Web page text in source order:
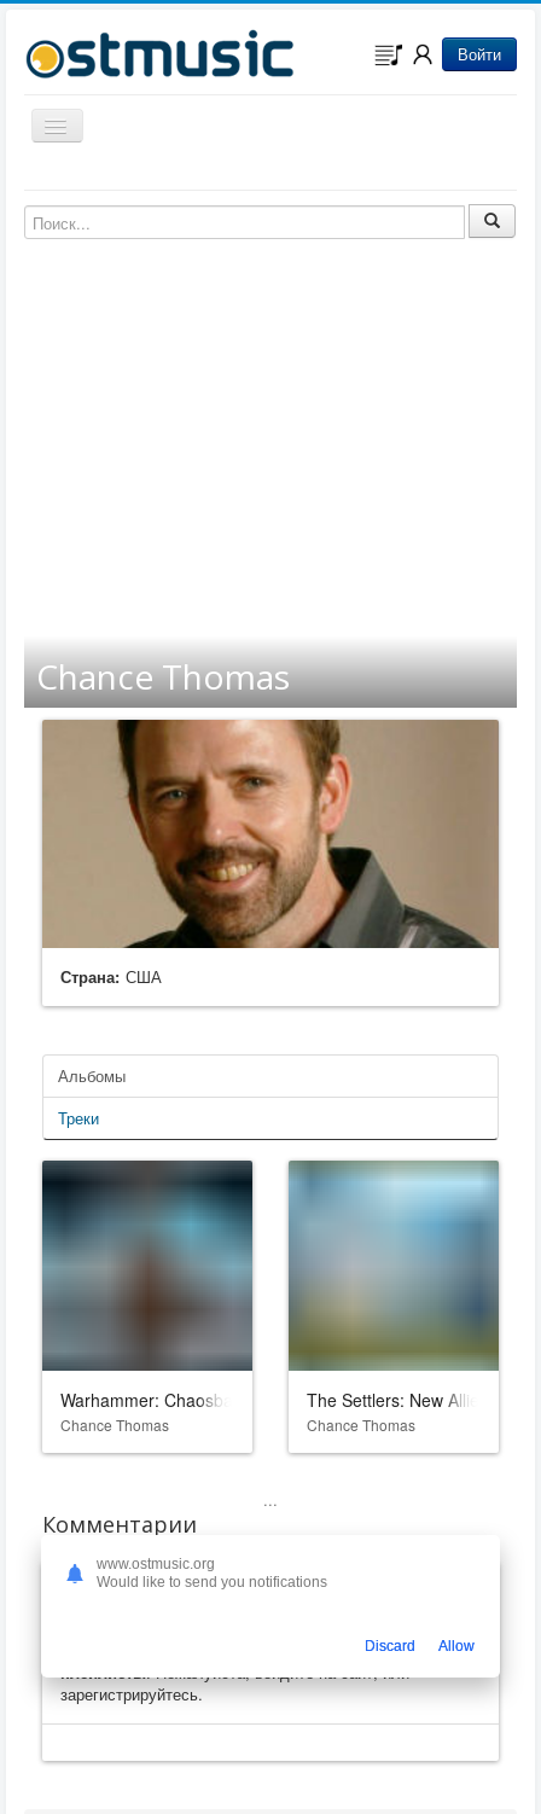
Войти
Включить/выключить навигацию
Музыка из мультфильмов
Музыка из сериалов
Chance Thomas
Страна: США
Альбомы
Треки
Warhammer: Chaosbane
Chance Thomas
The Settlers: New Allies
Chance Thomas
...
Комментарии
оценивать, оставлять комментарии, создавать
плейлисты. Пожалуйста, войдите на сайт, или
зарегистрируйтесь.
www.ostmusic.org
Would like to send you notifications
Discard Allow